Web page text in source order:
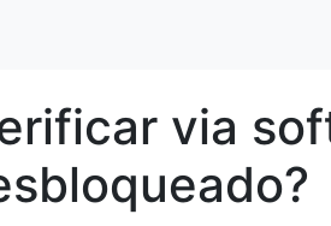
via